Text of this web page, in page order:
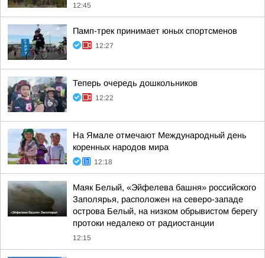
12:45
Памп-трек принимает юных спортсменов
12:27
Теперь очередь дошкольников
12:22
На Ямале отмечают Международный день
коренных народов мира
12:18
Маяк Белый, «Эйфелева башня» российского
Заполярья, расположен на северо-западе
острова Белый, на низком обрывистом берегу
протоки недалеко от радиостанции
12:15